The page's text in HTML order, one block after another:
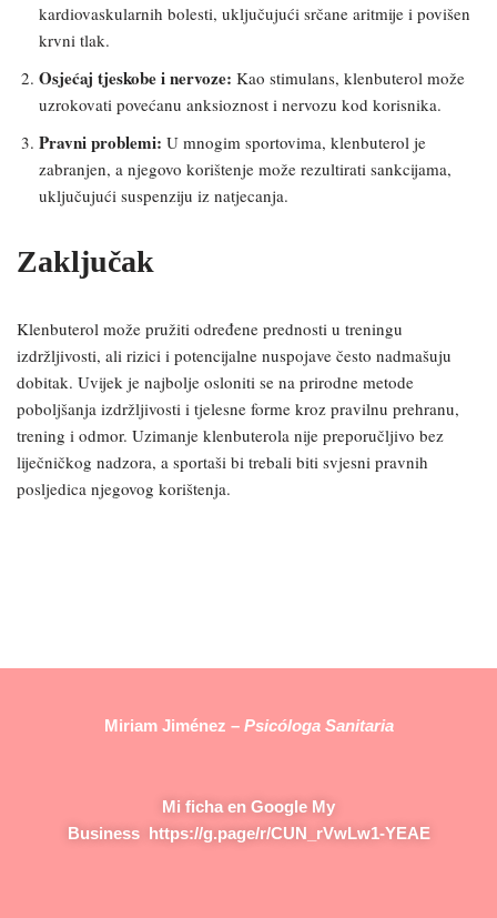
kardiovaskularnih bolesti, uključujući srčane aritmije i povišen
krvni tlak.
Osjećaj tjeskobe i nervoze: Kao stimulans, klenbuterol može
uzrokovati povećanu anksioznost i nervozu kod korisnika.
Pravni problemi: U mnogim sportovima, klenbuterol je
zabranjen, a njegovo korištenje može rezultirati sankcijama,
uključujući suspenziju iz natjecanja.
Zaključak
Klenbuterol može pružiti određene prednosti u treningu
izdržljivosti, ali rizici i potencijalne nuspojave često nadmašuju
dobitak. Uvijek je najbolje osloniti se na prirodne metode
poboljšanja izdržljivosti i tjelesne forme kroz pravilnu prehranu,
trening i odmor. Uzimanje klenbuterola nije preporučljivo bez
liječničkog nadzora, a sportaši bi trebali biti svjesni pravnih
posljedica njegovog korištenja.
Miriam Jiménez –Psicóloga Sanitaria
Mi ficha en Google My
Business https://g.page/r/CUN_rVwLw1-YEAE